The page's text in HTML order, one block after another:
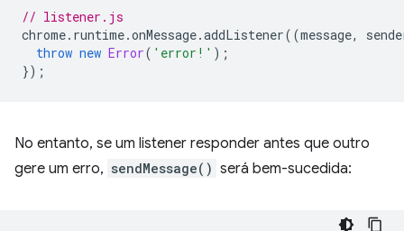
// listener.js
chrome. runtime.onMessage.addListener((message,
throw new Error( 'error!' );
});
No entanto, se um listener responder antes que outro
gere um erro, sendMessage() será bem-sucedida: